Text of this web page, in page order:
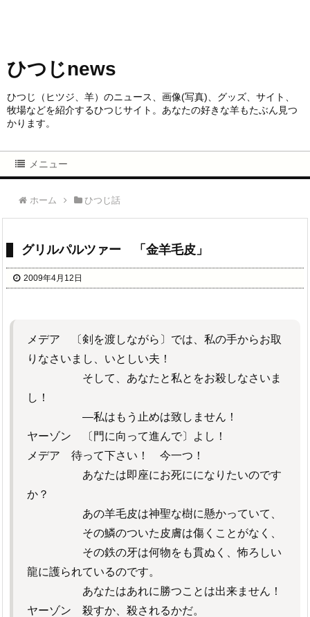
ひつじnews
ひつじ（ヒツジ、羊）のニュース、画像(写真)、グッズ、サイト、
牧場などを紹介するひつじサイト。あなたの好きな羊もたぶん見つ
かります。
メニュー
ホーム ひつじ話
グリルパルツァー 「金羊毛皮」
2009年4月12日
メデア 〔剣を渡しながら〕では、私の手からお取
りなさいまし、いとしい夫！
そして、あなたと私とをお殺しなさいま
し！
―私はもう止めは致しません！
ヤーゾン 〔門に向って進んで〕よし！
メデア 待って下さい！ 今一つ！
あなたは即座にお死にになりたいのです
か？
あの羊毛皮は神聖な樹に懸かっていて、
その鱗のついた皮膚は傷くことがなく、
その鉄の牙は何物をも貫ぬく、怖ろしい
龍に護られているのです。
あなたはあれに勝つことは出来ません！
ヤーゾン 殺すか、殺されるかだ。